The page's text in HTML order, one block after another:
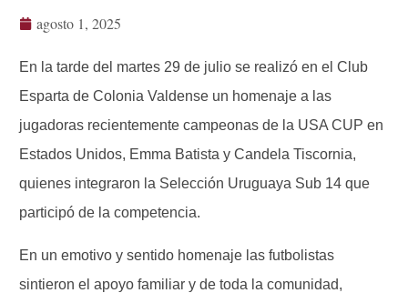
agosto 1, 2025
En la tarde del martes 29 de julio se realizó en el Club
Esparta de Colonia Valdense un homenaje a las
jugadoras recientemente campeonas de la USA CUP en
Estados Unidos, Emma Batista y Candela Tiscornia,
quienes integraron la Selección Uruguaya Sub 14 que
participó de la competencia.
En un emotivo y sentido homenaje las futbolistas
sintieron el apoyo familiar y de toda la comunidad,